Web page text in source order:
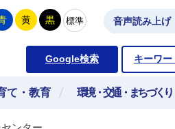
ジ
黄 黒 標準 音声読み上げ
Google検索 キーワー
て・教育 環境・交通・まちづくり